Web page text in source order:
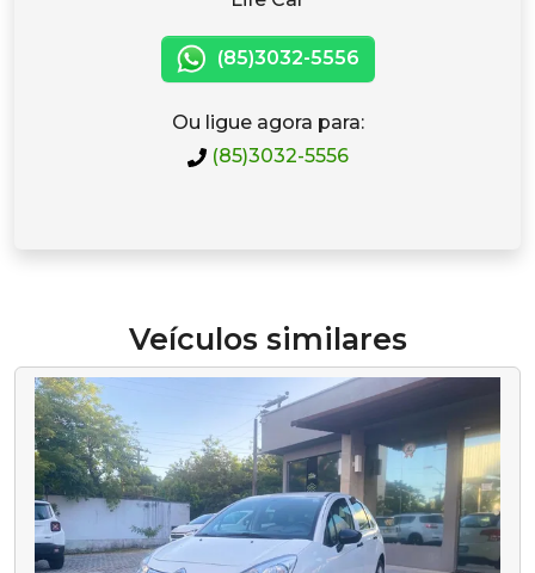
(85)3032-5556
Ou ligue agora para:
(85)3032-5556
Veículos similares